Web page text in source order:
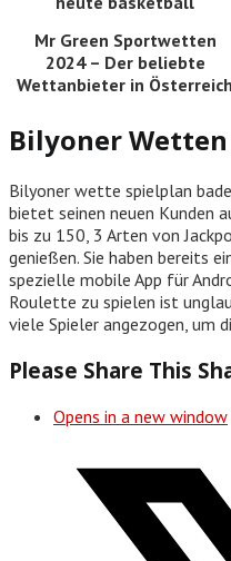
Mr Green Sportwetten
2024 – Der beliebte
Wettanbieter in Österreich
Bilyoner Wetten
Bilyoner wette spielplan
bietet seinen neuen Kunden
bis zu 150, 3 Arten von
genießen. Sie haben bereits
spezielle mobile App für
Roulette zu spielen ist
viele Spieler angezogen, um
Please Share This
Opens in a new window